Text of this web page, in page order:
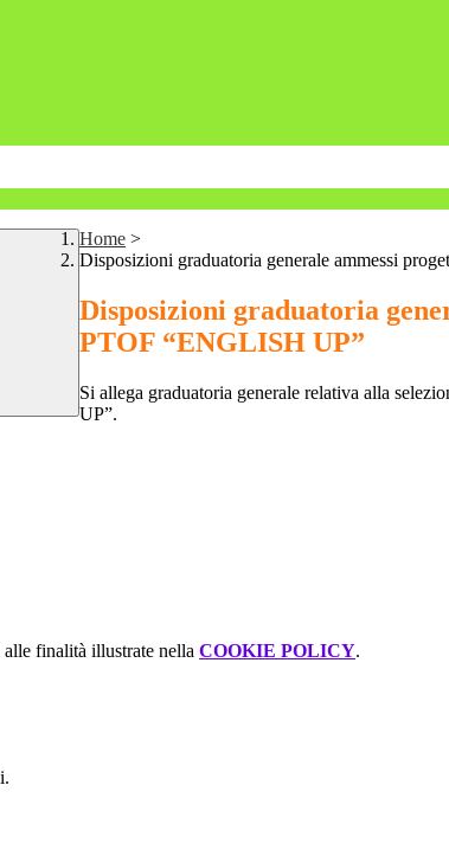
Home >
Disposizioni graduatoria generale ammessi
Disposizioni graduatoria
PTOF “ENGLISH UP”
Si allega graduatoria generale relativa alla
UP”.
finalità illustrate nella COOKIE POLICY.